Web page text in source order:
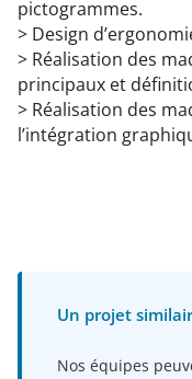
pictogrammes.
> Design
> Réalisation des
principaux et
> Réalisation des
l’intégration
Un projet
Nos équipes